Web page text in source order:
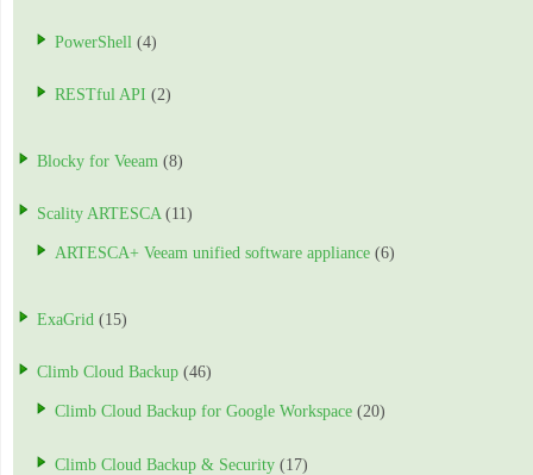
PowerShell (4)
RESTful API (2)
Blocky for Veeam (8)
Scality ARTESCA (11)
ARTESCA+ Veeam unified software appliance (6)
ExaGrid (15)
Climb Cloud Backup (46)
Climb Cloud Backup for Google Workspace (20)
Climb Cloud Backup & Security (17)